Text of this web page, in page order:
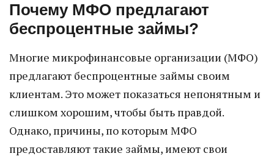
Почему МФО предлагают
беспроцентные займы?
Многие микрофинансовые организации (МФО)
предлагают беспроцентные займы своим
клиентам. Это может показаться непонятным и
слишком хорошим, чтобы быть правдой.
Однако, причины, по которым МФО
предоставляют такие займы, имеют свои